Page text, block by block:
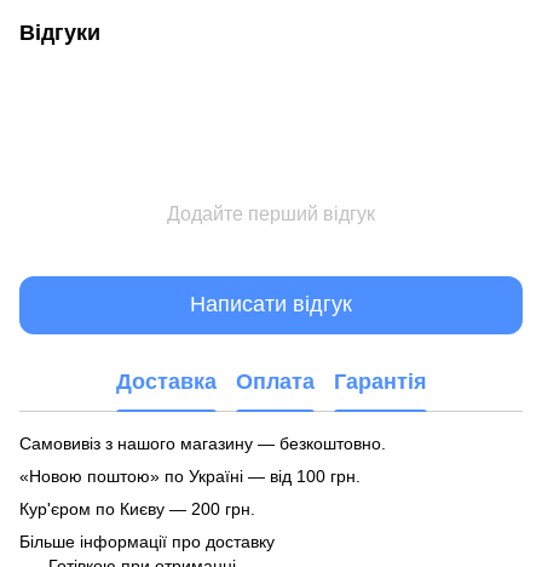
Відгуки
Додайте перший відгук
Написати відгук
Доставка Оплата Гарантія
Самовивіз з нашого магазину — безкоштовно.
«Новою поштою» по Україні — від 100 грн.
Кур'єром по Києву — 200 грн.
Більше інформації про доставку